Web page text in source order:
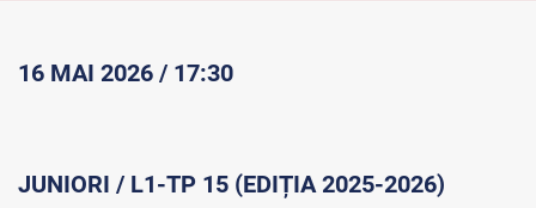
16 MAI 2026 / 17:30
JUNIORI / L1-TP 15 (EDIȚIA 2025-2026)